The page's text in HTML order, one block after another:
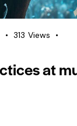
313 Views
at